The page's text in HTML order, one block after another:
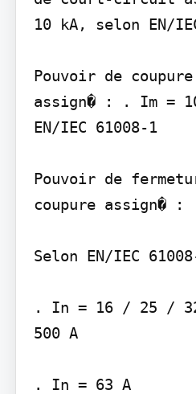
10 kA, selon EN/
Pouvoir de
assign� : . Im =
EN/IEC 61008-1
Pouvoir de
coupure assign� :
Selon EN/IEC
. In = 16 / 25 /
500 A
. In = 63 A